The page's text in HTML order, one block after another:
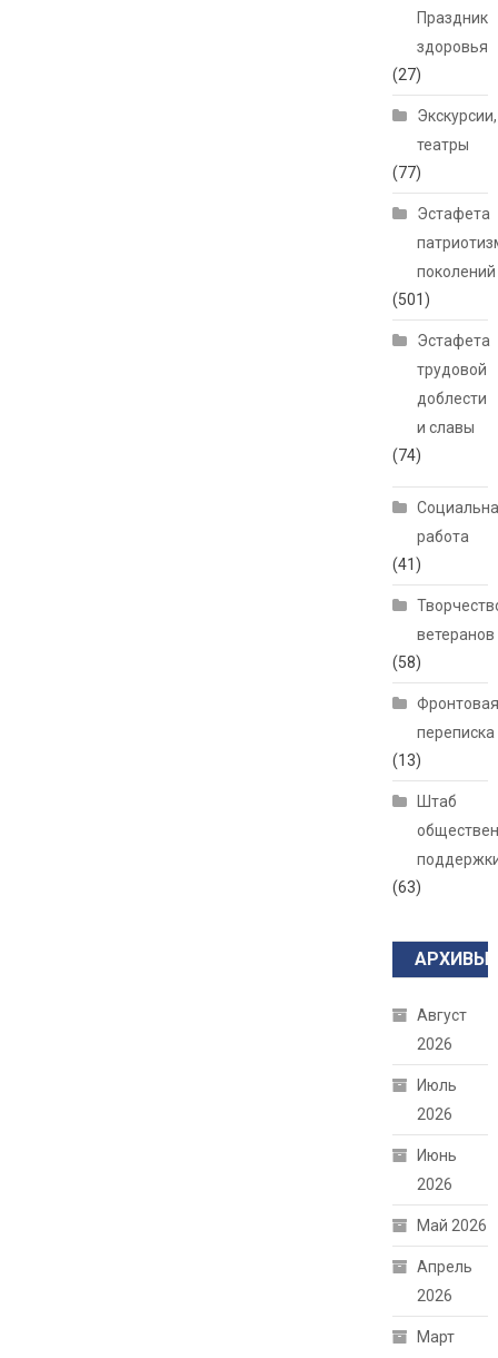
Праздник
здоровья
(27)
Экскурсии,
театры
(77)
Эстафета
поколений
(501)
Эстафета
трудовой
доблести
и славы
(74)
работа
(41)
ветеранов
(58)
переписка
(13)
Штаб
(63)
АРХИВЫ
Август
2026
Июль
2026
Июнь
2026
Май 2026
Апрель
2026
Март